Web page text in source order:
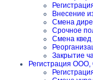
Внесение
Смена
Срочное
Смена квед
Закрытие
Регистрация